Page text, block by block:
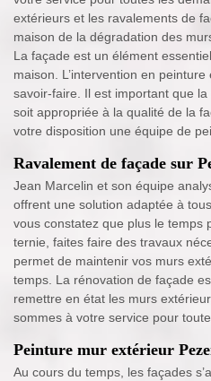
extérieurs et les ravalements de
maison de la dégradation des
La façade est un élément
maison. L’intervention en
savoir-faire. Il est important que
soit appropriée à la qualité de la
votre disposition une équipe de
Ravalement de façade sur
Jean Marcelin et son équipe
offrent une solution adaptée à
vous constatez que plus le temps
ternie, faites faire des travaux
permet de maintenir vos murs
temps. La rénovation de façade
remettre en état les murs
sommes à votre service pour
Peinture mur extérieur
Au cours du temps, les façades